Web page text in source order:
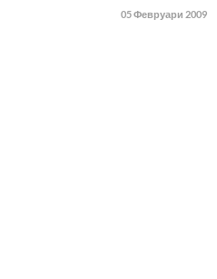
05 Февруари 2009